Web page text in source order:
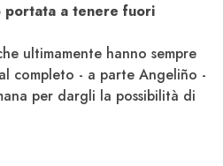
portata a tenere fuori
ultimamente hanno sempre
completo - a parte Angeliño -
per dargli la possibilità di